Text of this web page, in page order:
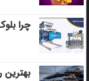
چرا
بهترین